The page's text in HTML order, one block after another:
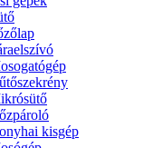
kisgép